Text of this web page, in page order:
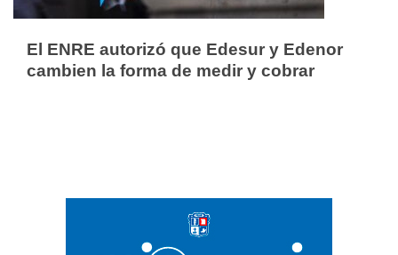
El ENRE autorizó que Edesur y Edenor
cambien la forma de medir y cobrar